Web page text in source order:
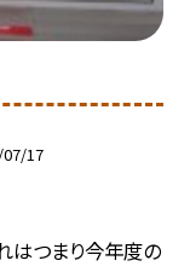
17
はつまり今年度の